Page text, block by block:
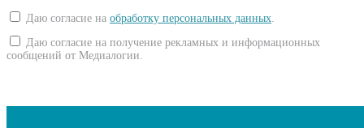
Даю согласие на обработку персональных данных
Даю согласие на получение рекламных и информационных
сообщений от Медиалогии.